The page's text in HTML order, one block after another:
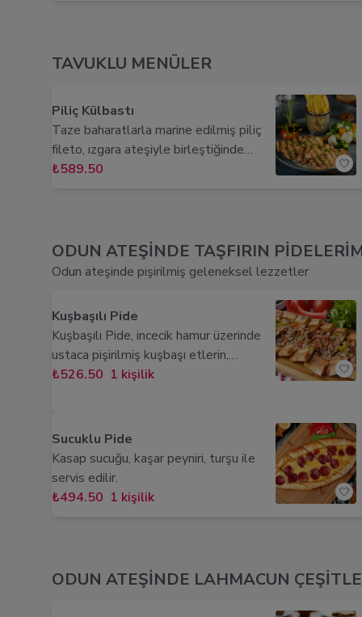
TAVUKLU MENÜLER
Piliç Külbastı
Taze baharatlarla marine edilmiş piliç
fileto, ızgara ateşiyle birleştiğinde
ortaya enfes bir tat çıkıyor. Izgaranın
tabağını tamamlayan patates tava, bu
leziz yemeği çok daha farklı bir noktaya
ihtiyacınızı karşılayabilir, sebzelerin tok
tutucu etkisini deneyimleyebilirsiniz.
Izgaranın kendine özgü tadını ve
kokusunu içine çeken ızgara domates ve
₺589.50
ODUN ATEŞİNDE TAŞFIRIN
Odun ateşinde pişirilmiş geleneksel lezzetler
Kuşbaşılı Pide
Kuşbaşılı Pide, incecik hamur üzerinde
ustaca pişirilmiş kuşbaşı etlerin,
domates ve közlenmiş biberle
dilimleri ve turşu eşliğinde servis
edilerek damaklarda iz bırakır.
₺526.50 1 kişilik
Sucuklu Pide
Kasap sucuğu, kaşar peyniri, turşu ile
servis edilir.
₺494.50 1 kişilik
ODUN ATEŞİNDE LAHMACUN